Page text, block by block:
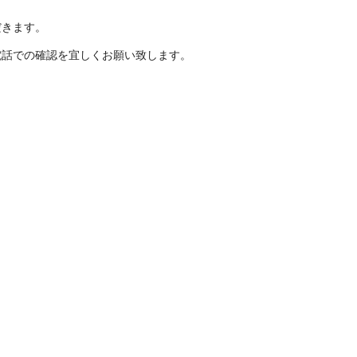
ます。
での確認を宜しくお願い致します。